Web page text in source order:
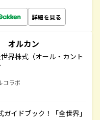
詳細を見る
オルカン
界株式（オール・カント
コラボ
イドブック！「全世界」